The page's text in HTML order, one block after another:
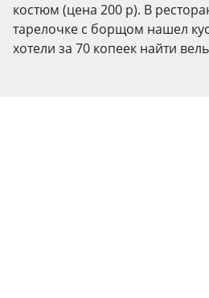
костюм (цена 200 р). В
тарелочке с борщом нашел
хотели за 70 копеек найти